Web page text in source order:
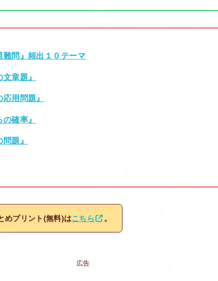
問』頻出１０テーマ
章題』
用問題』
確率』
題』
めプリント(無料)はこちら 。
広告